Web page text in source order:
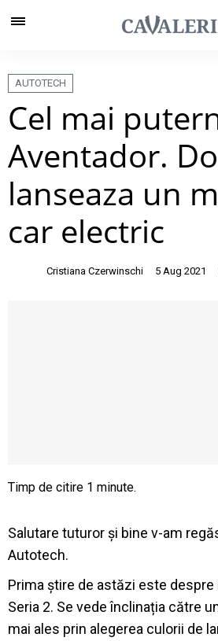
AUTOTECH
Cel mai
Aventador.
lanseaza un
car electric
Cristiana Czerwinschi 5 Aug 2021
Salutare tuturor și bine v-am
Autotech.
Prima știre de astăzi este despre
Seria 2. Se vede înclinația către
mai ales prin alegerea culorii de